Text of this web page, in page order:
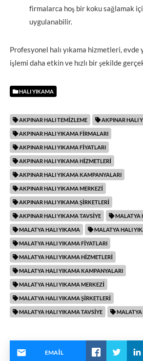
firmalarca hoş bir koku sağlamak
uygulanabilir.
Profesyonel halı yıkama hizmetleri, evde
işlemi daha etkin ve hızlı bir şekilde
HALI YIKAMA
AKPINAR HALI TEMIZLEME AKPINAR HALI
AKPINAR HALI YIKAMA FIRMALARI
AKPINAR HALI YIKAMA FIYATLARI
AKPINAR HALI YIKAMA HIZMETLERI
AKPINAR HALI YIKAMA KAMPANYALARI
AKPINAR HALI YIKAMA MERKEZI
AKPINAR HALI YIKAMA ŞIRKETLERI
AKPINAR HALI YIKAMA TAVSIYE MALATYA
MALATYA HALI YIKAMA MALATYA HALI
MALATYA HALI YIKAMA FIYATLARI
MALATYA HALI YIKAMA HIZMETLERI
MALATYA HALI YIKAMA KAMPANYALARI
MALATYA HALI YIKAMA MERKEZI
MALATYA HALI YIKAMA ŞIRKETLERI
MALATYA HALI YIKAMA TAVSIYE MALATYA
EMAIL